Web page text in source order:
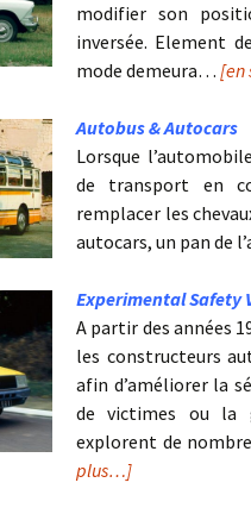
modifier son
inversée. Element
mode demeura… [en
Autobus & Autocars
Lorsque
de transport en
remplacer les
autocars, un pan de
Experimental Safety
A partir des années
les constructeurs
afin d’améliorer la
de victimes ou la
explorent de
plus…]